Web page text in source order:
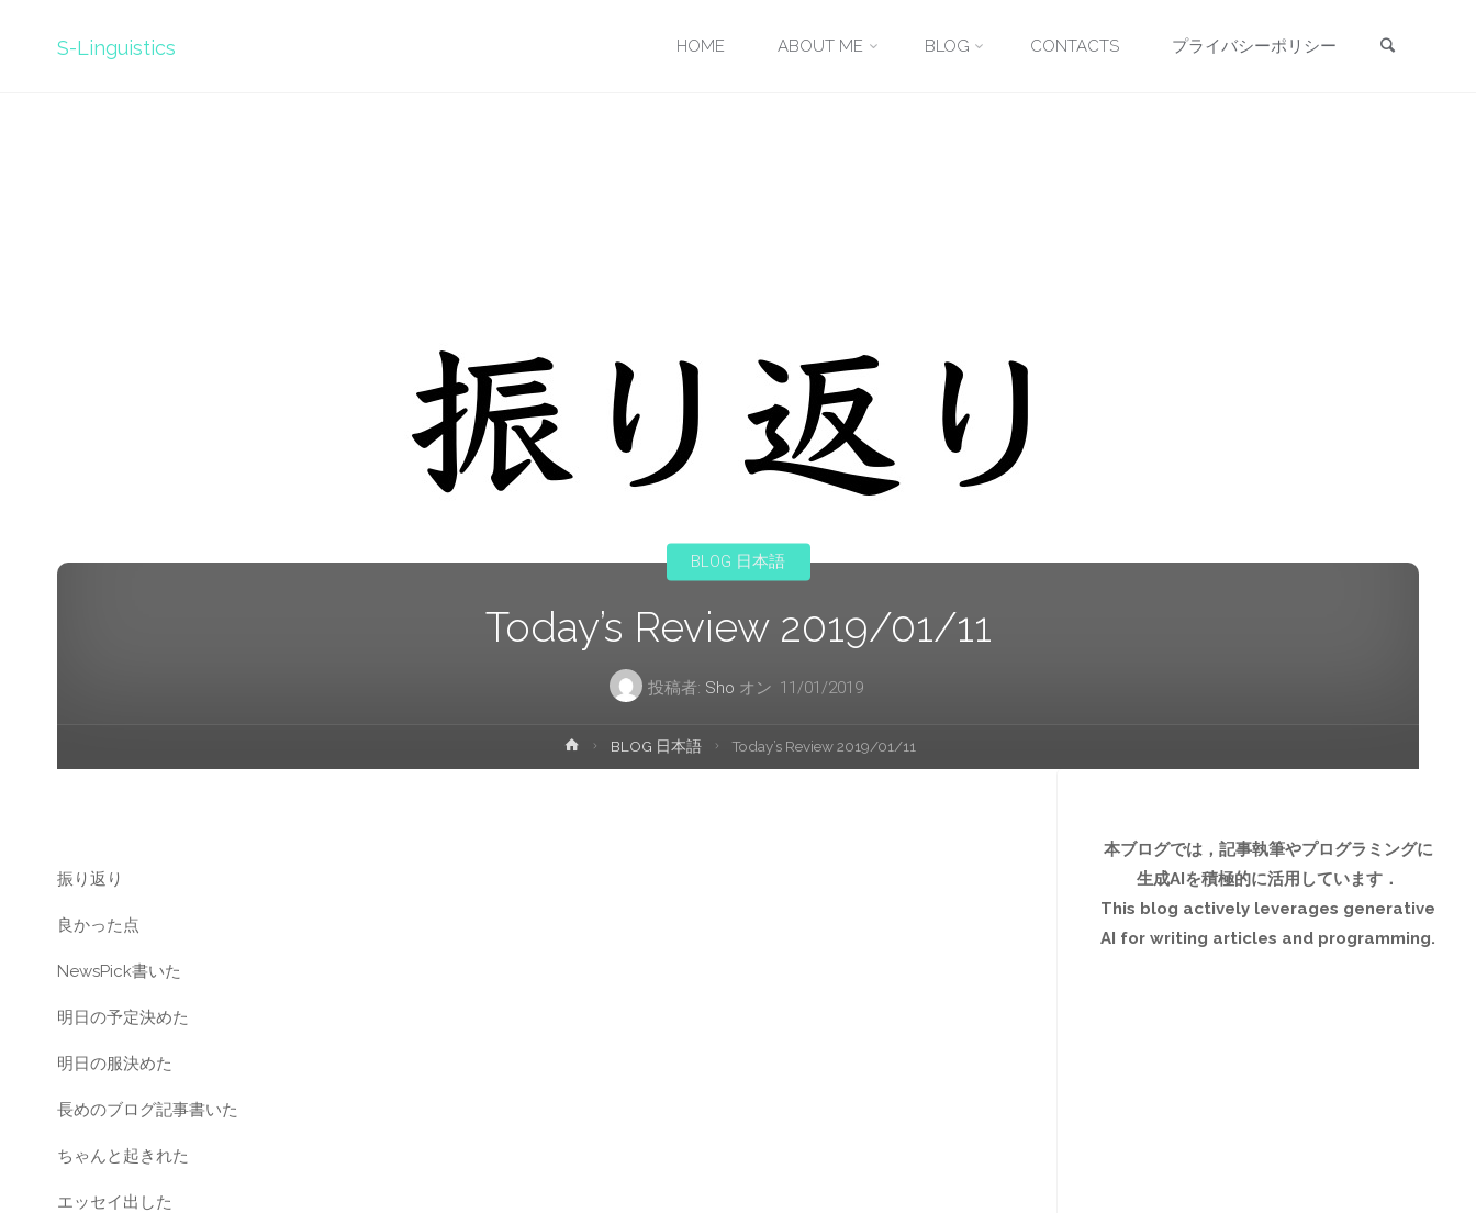
S-Linguistics
ス
キ
プ
HOME ABOUT ME BLOG CONTACTS プライバシーポリシー
Today’s Review 2019/01/11
投稿者: Sho オン 11/01/2019
BLOG 日本語
ホ
ー
BLOG 日本語 Today’s Review 2019/01/11
振り返り
良かった点
NewsPick書いた
明日の予定決めた
明日の服決めた
長めのブログ記事書いた
ちゃんと起きれた
エッセイ出した
本ブログでは，記事執筆やプログラミングに
生成AIを積極的に活用しています．
This blog actively leverages generative
AI for writing articles and programming.